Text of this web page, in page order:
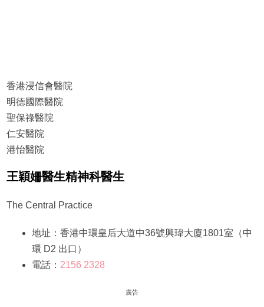
香港浸信會醫院
明德國際醫院
聖保祿醫院
仁安醫院
港怡醫院
王穎姍醫生精神科醫生
The Central Practice
地址：香港中環皇后大道中36號興瑋大廈1801室（中
環 D2 出口）
電話： 2156 2328
廣告